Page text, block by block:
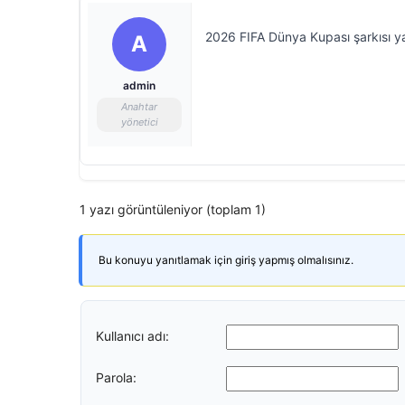
A
admin
Anahtar
yönetici
2026 FIFA Dünya Kupası şarkısı
1 yazı görüntüleniyor (toplam 1)
Bu konuyu yanıtlamak için giriş yapmış olmalısınız.
Kullanıcı adı:
Parola: